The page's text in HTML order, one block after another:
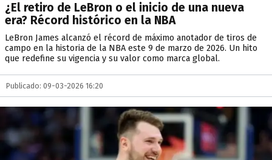
¿El retiro de LeBron o el inicio de una nueva
era? Récord histórico en la NBA
LeBron James alcanzó el récord de máximo anotador de tiros de
campo en la historia de la NBA este 9 de marzo de 2026. Un hito
que redefine su vigencia y su valor como marca global.
Publicado: 09-03-2026 16:20